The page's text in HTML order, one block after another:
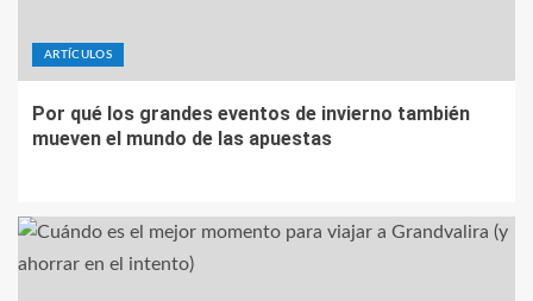
ARTÍCULOS
Por qué los grandes eventos de invierno también
mueven el mundo de las apuestas